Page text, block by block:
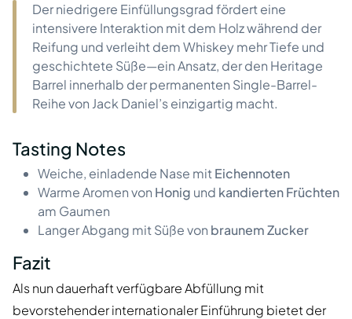
Der niedrigere Einfüllungsgrad fördert eine
intensivere Interaktion mit dem Holz während der
Reifung und verleiht dem Whiskey mehr Tiefe und
geschichtete Süße—ein Ansatz, der den Heritage
Barrel innerhalb der permanenten Single-Barrel-
Reihe von Jack Daniel’s einzigartig macht.
Tasting Notes
Weiche, einladende Nase mit Eichennoten
Warme Aromen von Honig und kandierten Früchten
am Gaumen
Langer Abgang mit Süße von braunem Zucker
Fazit
Als nun dauerhaft verfügbare Abfüllung mit
bevorstehender internationaler Einführung bietet der